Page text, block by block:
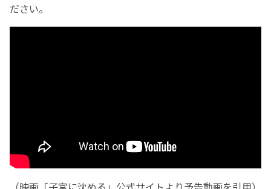
ださい。